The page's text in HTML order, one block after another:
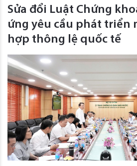
Sửa đổi Luật Chứng
ứng yêu cầu phát triển
hợp thông lệ quốc tế